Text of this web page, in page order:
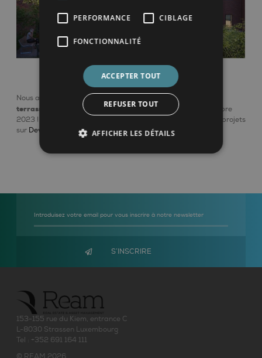
Nous avons également un nouveau projet situé à Namur,
terrasses de Namur , dont le chantier va débuter en septembre
2023 ! N’hésitez pas à nous contacter et découvrez tous nos projets
sur Devlop
153-155 rue du Kiem, entrance C
L-8030 Strassen Luxembourg
Tel : +352 691 164 111
PERFORMANCE CIBLAGE
FONCTIONNALITÉ
ACCEPTER TOUT
REFUSER TOUT
AFFICHER LES DÉTAILS